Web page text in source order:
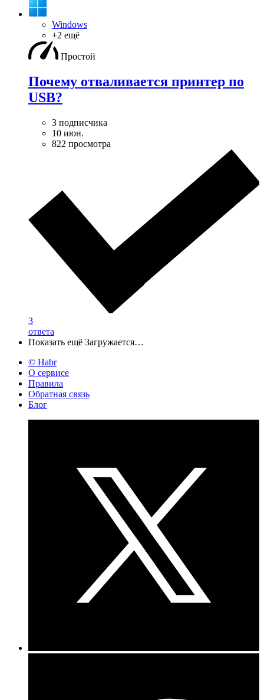
Windows
+2 ещё
Простой
Почему отваливается принтер по
USB?
3 подписчика
10 июн.
822 просмотра
3
ответа
Показать ещё Загружается…
© Habr
О сервисе
Правила
Обратная связь
Блог